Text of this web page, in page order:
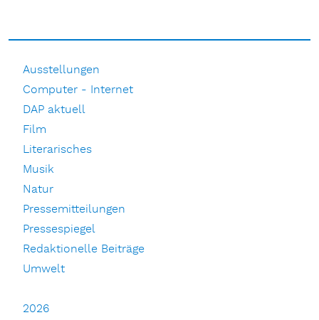
Ausstellungen
Computer - Internet
DAP aktuell
Film
Literarisches
Musik
Natur
Pressemitteilungen
Pressespiegel
Redaktionelle Beiträge
Umwelt
2026